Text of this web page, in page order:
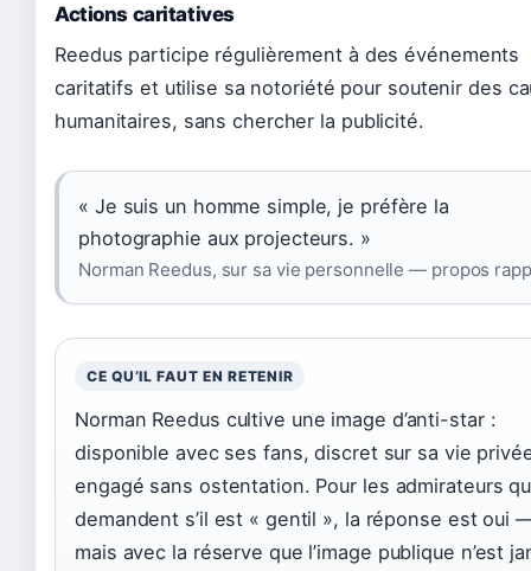
Actions caritatives
Reedus participe régulièrement à des événements
caritatifs et utilise sa notoriété pour soutenir des
humanitaires, sans chercher la publicité.
« Je suis un homme simple, je préfère la
photographie aux projecteurs. »
Norman Reedus, sur sa vie personnelle — propos
CE QU’IL FAUT EN RETENIR
Norman Reedus cultive une image d’anti-star :
disponible avec ses fans, discret sur sa vie
engagé sans ostentation. Pour les admirateurs
demandent s’il est « gentil », la réponse est oui
mais avec la réserve que l’image publique n’est